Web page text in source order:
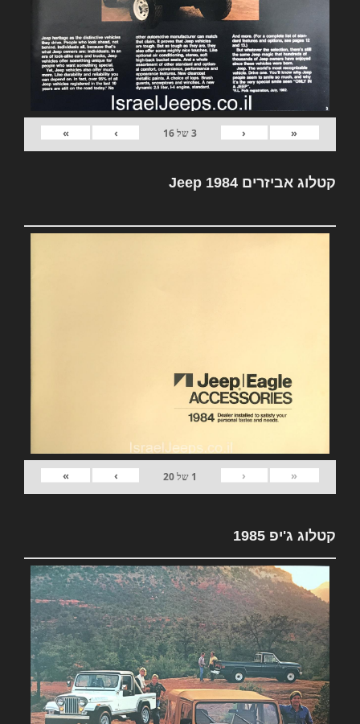
«
‹
3של16
›
»
קטלוג אביזרים Jeep 1984
«
‹
1 של20
›
»
קטלוג ג'יפ 1985